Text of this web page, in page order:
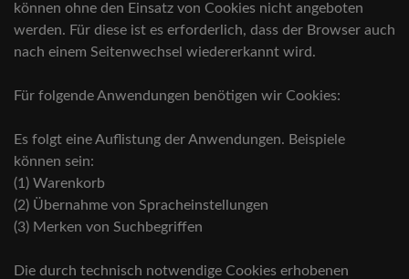
können ohne den Einsatz von Cookies nicht angeboten
werden. Für diese ist es erforderlich, dass der Browser auch
nach einem Seitenwechsel wiedererkannt wird.
Für folgende Anwendungen benötigen wir Cookies:
Es folgt eine Auflistung der Anwendungen. Beispiele
können sein:
(1) Warenkorb
(2) Übernahme von Spracheinstellungen
(3) Merken von Suchbegriffen
Die durch technisch notwendige Cookies erhobenen